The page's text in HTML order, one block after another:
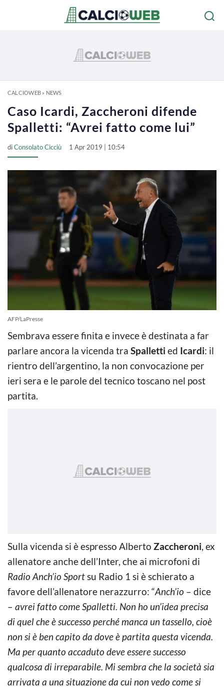
CALCIOWEB» NEWS
Caso Icardi, Zaccheroni difende
Spalletti: “Avrei fatto come lui”
diConsolato Cicciù 1 Apr 2019 | 10:54
AFP/LaPresse
Sembrava essere finita e invece è destinata a far
parlare ancora la vicenda tra Spalletti ed Icardi: il
rientro dell’argentino, la non convocazione per
ieri sera e le parole del tecnico toscano nel post
partita.
Sulla vicenda si è espresso Alberto Zaccheroni, ex
allenatore anche dell’Inter, che ai microfoni di
Radio Anch’io Sportsu Radio 1 si è schierato a
favore dell’allenatore nerazzurro: “Anch’io – dice
– avrei fatto come Spalletti. Non ho un’idea precisa
di quel che è successo perché manca un tassello, cioè
non si è ben capito da dove è partita questa vicenda.
Ma per quanto accaduto deve essere successo
qualcosa di irreparabile. Mi sembra che la società sia
arrivata a una situazione da cui non vedo come si